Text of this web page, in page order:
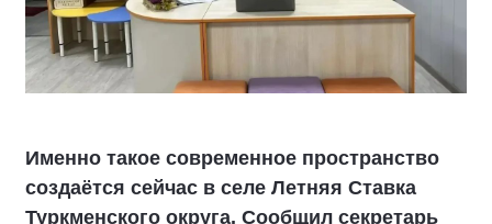
Именно такое современное пространство
создаётся сейчас в селе Летняя Ставка
Туркменского округа. Сообщил секретарь